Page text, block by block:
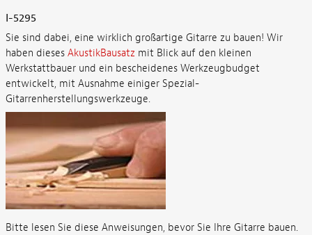
I-5295
Sie sind dabei, eine wirklich großartige Gitarre zu bauen! Wir
haben dieses AkustikBausatz mit Blick auf den kleinen
Werkstattbauer und ein bescheidenes Werkzeugbudget
entwickelt, mit Ausnahme einiger Spezial-
Gitarrenherstellungswerkzeuge.
Bitte lesen Sie diese Anweisungen, bevor Sie Ihre Gitarre bauen.